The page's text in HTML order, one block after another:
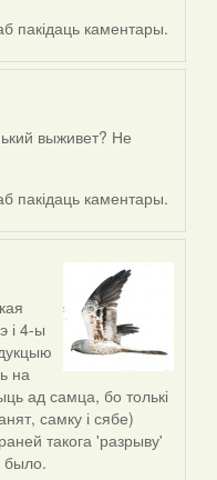
пакідаць каментары.
выживет? Не
пакідаць каментары.
і 4-ы
на
ад самца, бо толькі
самку і сябе)
такога 'разрыву'
было.